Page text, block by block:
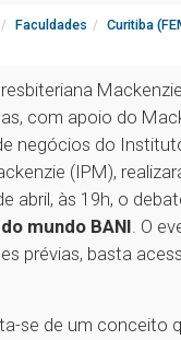
Faculdades Curitiba
com apoio do
negócios do
(IPM),
abril, às 19h, o
mundo BANI. O
prévias, basta
se de um conceito